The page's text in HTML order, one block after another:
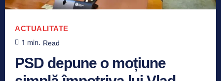
ACTUALITATE
1 min. Read
PSD depune o moțiune